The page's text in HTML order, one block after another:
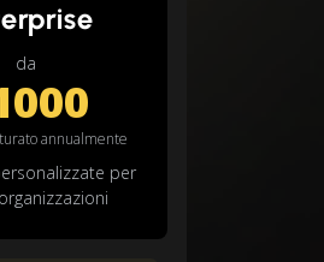
da
annualmente
per